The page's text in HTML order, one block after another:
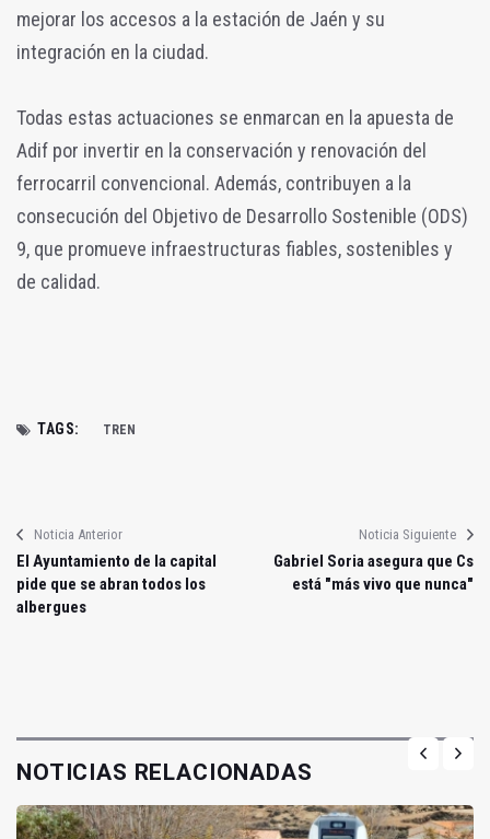
mejorar los accesos a la estación de Jaén y su
integración en la ciudad.
Todas estas actuaciones se enmarcan en la apuesta de
Adif por invertir en la conservación y renovación del
ferrocarril convencional. Además, contribuyen a la
consecución del Objetivo de Desarrollo Sostenible (ODS)
9, que promueve infraestructuras fiables, sostenibles y
de calidad.
TAGS: TREN
Noticia Anterior
El Ayuntamiento de la capital
pide que se abran todos los
albergues
Noticia Siguiente
Gabriel Soria asegura que Cs
está "más vivo que nunca"
NOTICIAS RELACIONADAS